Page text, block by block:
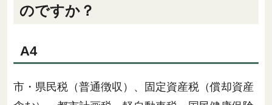
のですか？
A4
市・県民税（普通徴収）、固定資産税（償却資産